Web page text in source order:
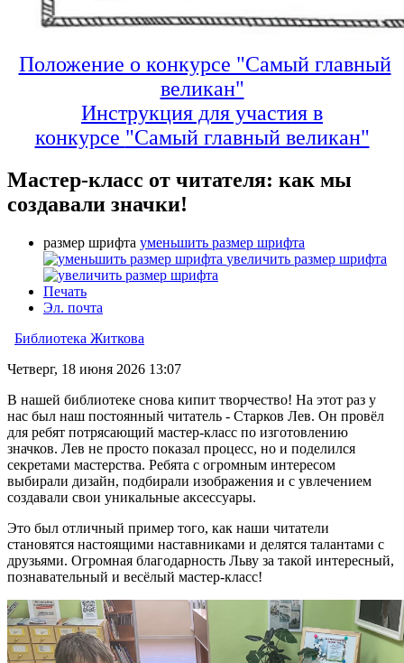
Положение о конкурсе "Самый главный
великан"
Инструкция для участия в
конкурсе "Самый главный великан"
Мастер-класс от читателя: как мы
создавали значки!
размер шрифта уменьшить размер шрифта
увеличить размер шрифта
Печать
Эл. почта
Библиотека Житкова
Четверг, 18 июня 2026 13:07
В нашей библиотеке снова кипит творчество! На этот раз у
нас был наш постоянный читатель - Старков Лев. Он провёл
для ребят потрясающий мастер-класс по изготовлению
значков. Лев не просто показал процесс, но и поделился
секретами мастерства. Ребята с огромным интересом
выбирали дизайн, подбирали изображения и с увлечением
создавали свои уникальные аксессуары.
Это был отличный пример того, как наши читатели
становятся настоящими наставниками и делятся талантами с
друзьями. Огромная благодарность Льву за такой интересный,
познавательный и весёлый мастер-класс!